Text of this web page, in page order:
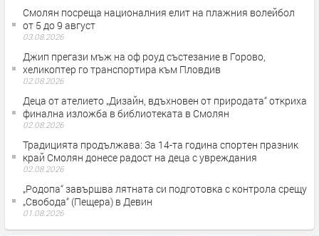
Смолян посреща националния елит на плажния волейбол
от 5 до 9 август
03.08.2026
Джип прегази мъж на оф роуд състезание в Горово,
хеликоптер го транспортира към Пловдив
02.08.2026
Деца от ателието „Дизайн, вдъхновен от природата“ откриха
финална изложба в библиотеката в Смолян
02.08.2026
Традицията продължава: За 14-та година спортен празник
край Смолян донесе радост на деца с увреждания
02.08.2026
„Родопа“ завършва лятната си подготовка с контрола срещу
„Свобода“ (Пещера) в Девин
01.08.2026